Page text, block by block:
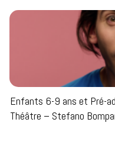
Enfants 6-9 ans et Pré-
Théâtre – Stefano